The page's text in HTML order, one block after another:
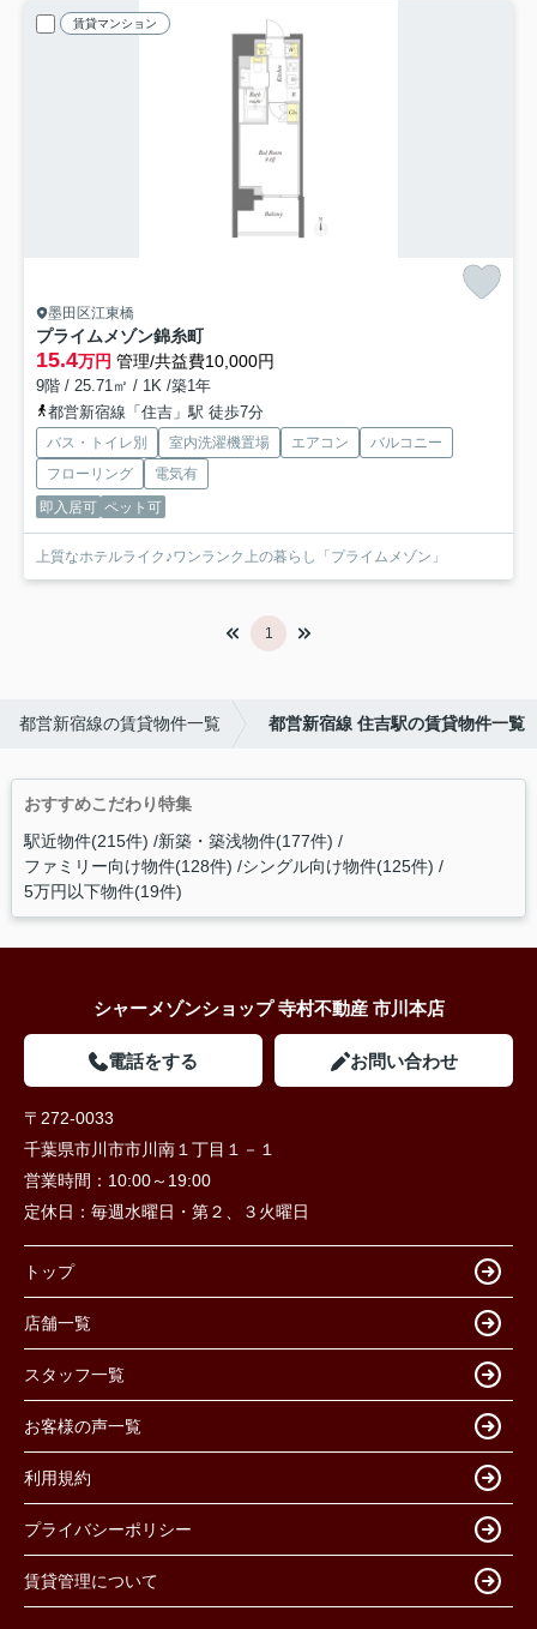
賃貸マンション
墨田区江東橋
プライムメゾン錦糸町
15.4万円 管理/共益費10,000円
9階 / 25.71㎡ / 1K /築1年
都営新宿線「住吉」駅 徒歩7分
バス・トイレ別 室内洗濯機置場 エアコン
バルコニー
フローリング
電気有
即入居可 ペット可
上質なホテルライク♪ワンランク上の暮らし「プライムメゾン」
1
都営新宿線の賃貸物件一覧 都営新宿線 住吉駅の賃貸物件一覧
おすすめこだわり特集
駅近物件(215件) 新築・築浅物件(177件)
ファミリー向け物件(128件) シングル向け物件(125件)
5万円以下物件(19件)
シャーメゾンショップ 寺村不動産 市川本店
電話をする お問い合わせ
〒272-0033
千葉県市川市市川南１丁目１－１
営業時間： 10:00～19:00
定休日： 毎週水曜日・第２、３火曜日
トップ
店舗一覧
スタッフ一覧
お客様の声一覧
利用規約
プライバシーポリシー
賃貸管理について